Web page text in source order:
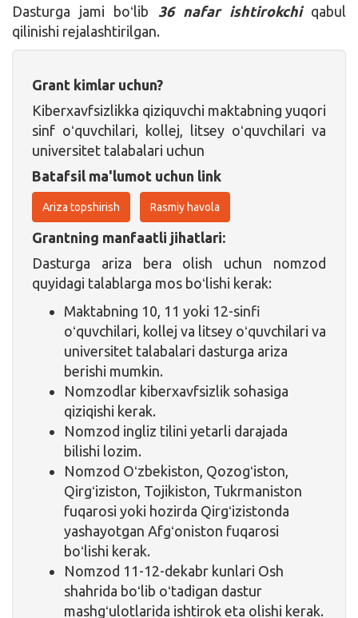
Dasturga jami boʻlib 36 nafar ishtirokchiqabul
qilinishi rejalashtirilgan.
Grant kimlar uchun?
Kiberxavfsizlikka qiziquvchi maktabning yuqori
sinf oʻquvchilari, kollej, litsey oʻquvchilari va
universitet talabalari uchun
Batafsil ma'lumot uchun link
Ariza topshirish Rasmiy havola
Grantning manfaatli jihatlari:
Dasturga ariza bera olish uchun nomzod
quyidagi talablarga mos boʻlishi kerak:
Maktabning 10, 11 yoki 12-sinfi
oʻquvchilari, kollej va litsey oʻquvchilari va
universitet talabalari dasturga ariza
berishi mumkin.
Nomzodlar kiberxavfsizlik sohasiga
qiziqishi kerak.
Nomzod ingliz tilini yetarli darajada
bilishi lozim.
Nomzod Oʻzbekiston, Qozogʻiston,
Qirgʻiziston, Tojikiston, Tukrmaniston
fuqarosi yoki hozirda Qirgʻizistonda
yashayotgan Afgʻoniston fuqarosi
boʻlishi kerak.
Nomzod 11-12-dekabr kunlari Osh
shahrida boʻlib oʻtadigan dastur
mashgʻulotlarida ishtirok eta olishi kerak.